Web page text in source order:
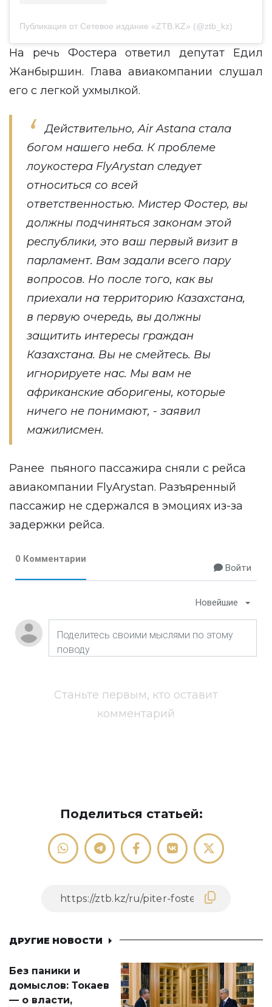
Публикация от Сетевое издание «ZTB.KZ» (@ztb_kz)
На речь Фостера ответил депутат Едил
Жанбыршин. Глава авиакомпании слушал
его с легкой ухмылкой.
Действительно, Air Astana стала
богом нашего неба. К проблеме
лоукостера FlyArystan следует
относиться со всей
ответственностью. Мистер Фостер, вы
должны подчиняться законам этой
республики, это ваш первый визит в
парламент. Вам задали всего пару
вопросов. Но после того, как вы
приехали на территорию Казахстана,
в первую очередь, вы должны
защитить интересы граждан
Казахстана. Вы не смейтесь. Вы
игнорируете нас. Мы вам не
африканские аборигены, которые
ничего не понимают, - заявил
мажилисмен.
Ранее пьяного пассажира сняли с рейса
авиакомпании FlyArystan. Разъяренный
пассажир не сдержался в эмоциях из-за
задержки рейса.
0 Комментарии
Войти
Новейшие
Станьте первым, кто оставит
комментарий
Поделиться статьей:
ДРУГИЕ НОВОСТИ
Без паники и
домыслов: Токаев
— о власти,